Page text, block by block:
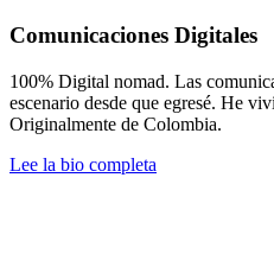
Comunicaciones Digitales
100% Digital nomad. Las
escenario desde que egresé. He
Originalmente de Colombia.
Lee la bio completa